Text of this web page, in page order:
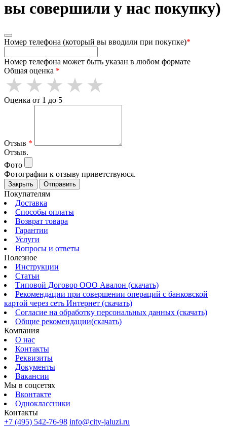
вы совершили у нас покупку)
Номер телефона (который вы вводили при покупке)*
Номер телефона может быть указан в любом формате
Общая оценка *
Оценка от 1 до 5
Отзыв *
Отзыв.
Фото
Фотографии к отзыву приветствуюся.
Закрыть Отправить
Покупателям
Доставка
Способы оплаты
Возврат товара
Гарантии
Услуги
Вопросы и ответы
Полезное
Инструкции
Статьи
Типовой Договор ООО Авалон (скачать)
Рекомендации при совершении операций с банковской
картой через сеть Интернет (скачать)
Согласие на обработку персональных данных (скачать)
Общие рекомендации(скачать)
Компания
О нас
Контакты
Реквизиты
Документы
Вакансии
Мы в соцсетях
Вконтакте
Одноклассники
Контакты
+7 (495) 542-76-98 info@city-jaluzi.ru